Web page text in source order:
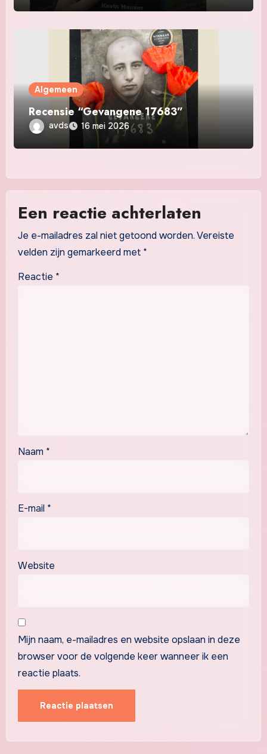
Algemeen
Recensie “Gevangene 17683”
avds 16 mei 2026
Een reactie achterlaten
Je e-mailadres zal niet getoond worden.Vereiste
velden zijn gemarkeerd met *
Reactie *
Naam *
E-mail *
Website
Mijn naam, e-mailadres en website opslaan in deze
browser voor de volgende keer wanneer ik een
reactie plaats.